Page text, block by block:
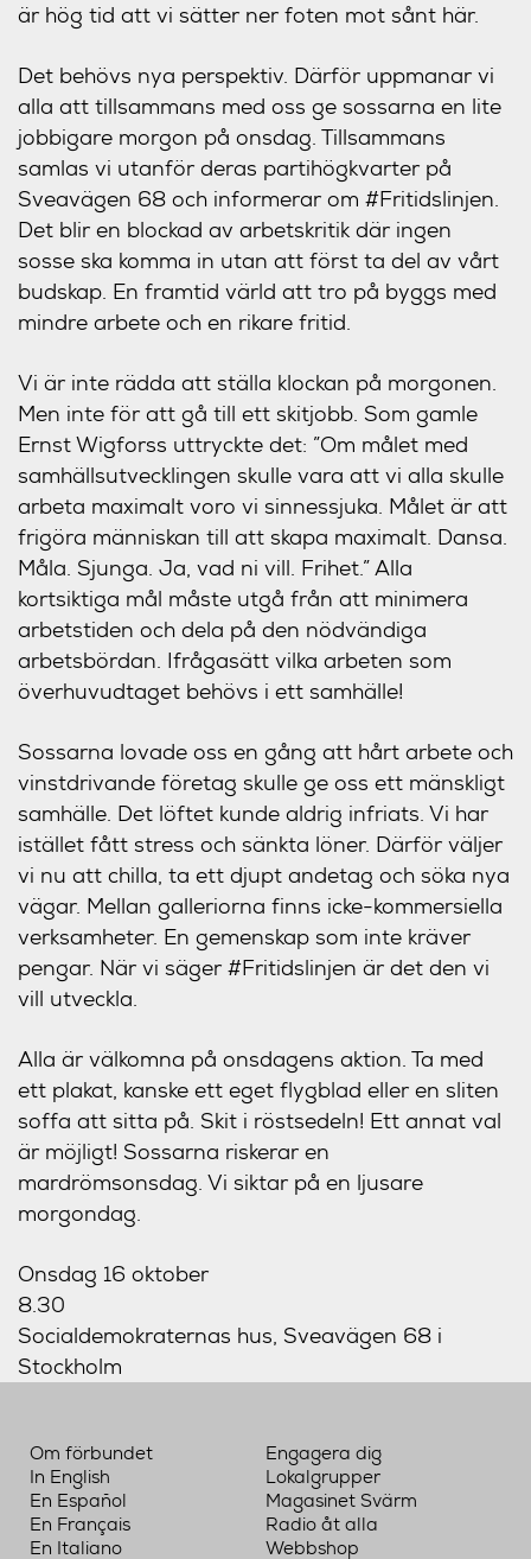
är hög tid att vi sätter ner foten mot sånt här.
Det behövs nya perspektiv. Därför uppmanar vi
alla att tillsammans med oss ge sossarna en lite
jobbigare morgon på onsdag. Tillsammans
samlas vi utanför deras partihögkvarter på
Sveavägen 68 och informerar om #Fritidslinjen.
Det blir en blockad av arbetskritik där ingen
sosse ska komma in utan att först ta del av vårt
budskap. En framtid värld att tro på byggs med
mindre arbete och en rikare fritid.
Vi är inte rädda att ställa klockan på morgonen.
Men inte för att gå till ett skitjobb. Som gamle
Ernst Wigforss uttryckte det: ”Om målet med
samhälls­utvecklingen skulle vara att vi alla skulle
arbeta maximalt voro vi sinnessjuka. Målet är att
frigöra människan till att skapa maximalt. Dansa.
Måla. Sjunga. Ja, vad ni vill. Frihet.” Alla
kortsiktiga mål måste utgå från att minimera
arbetstiden och dela på den nödvändiga
arbetsbördan. Ifrågasätt vilka arbeten som
överhuvudtaget behövs i ett samhälle!
Sossarna lovade oss en gång att hårt arbete och
vinstdrivande företag skulle ge oss ett mänskligt
samhälle. Det löftet kunde aldrig infriats. Vi har
istället fått stress och sänkta löner. Därför väljer
vi nu att chilla, ta ett djupt andetag och söka nya
vägar. Mellan galleriorna finns icke-kommersiella
verksamheter. En gemenskap som inte kräver
pengar. När vi säger #Fritidslinjen är det den vi
vill utveckla.
Alla är välkomna på onsdagens aktion. Ta med
ett plakat, kanske ett eget flygblad eller en sliten
soffa att sitta på. Skit i röstsedeln! Ett annat val
är möjligt! Sossarna riskerar en
mardrömsonsdag. Vi siktar på en ljusare
morgondag.
Onsdag 16 oktober
8.30
Socialdemokraternas hus, Sveavägen 68 i
Stockholm
Om förbundet
In English
En Español
En Français
En Italiano
Engagera dig
Lokalgrupper
Magasinet Svärm
Radio åt alla
Webbshop